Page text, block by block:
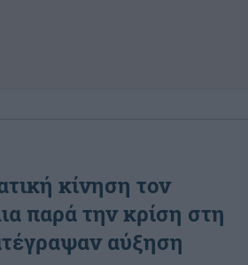
κίνηση τον
παρά την κρίση στη
αύξηση